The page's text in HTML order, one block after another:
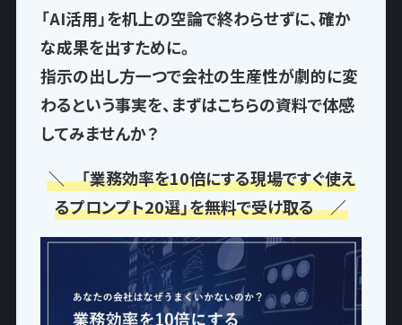
「AI活用」を机上の空論で終わらせずに、確か
な成果を出すために。
指示の出し方一つで会社の生産性が劇的に変
わるという事実を、まずはこちらの資料で体感
してみませんか？
＼ 「業務効率を10倍にする現場ですぐ使え
るプロンプト20選」を無料で受け取る ／